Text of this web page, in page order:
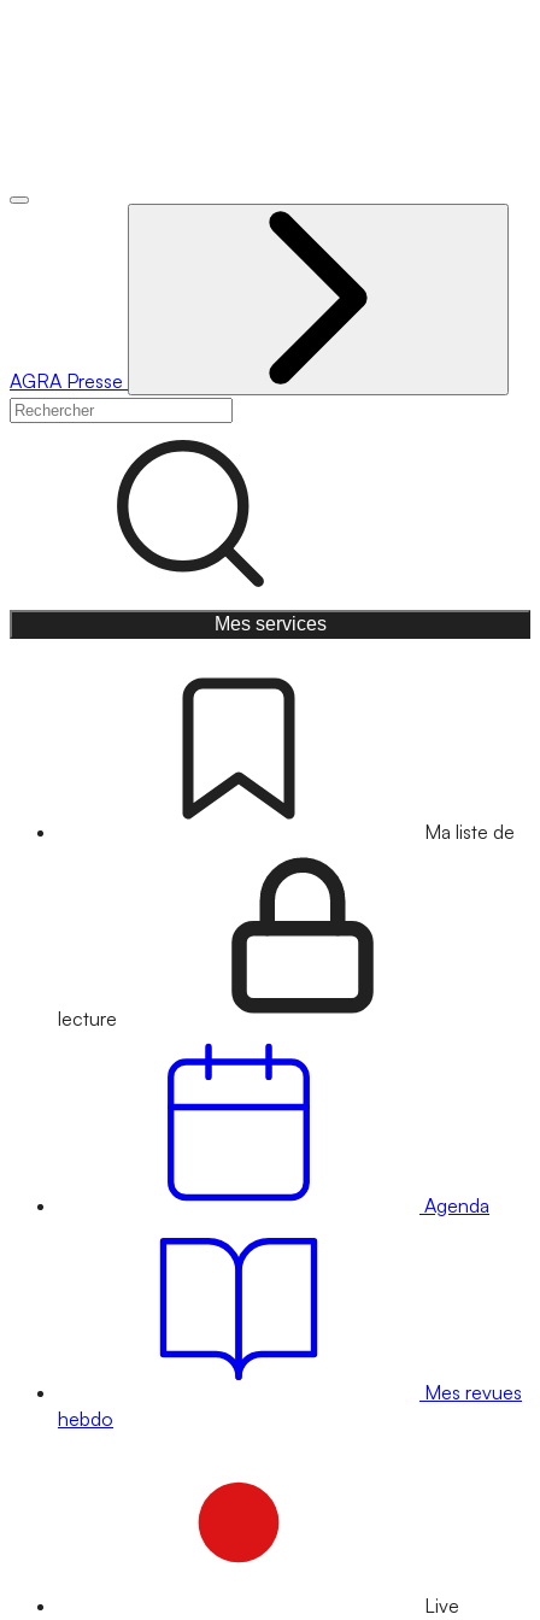
AGRA Presse
Mes services
Ma liste de
lecture
Agenda
Mes revues
hebdo
Live